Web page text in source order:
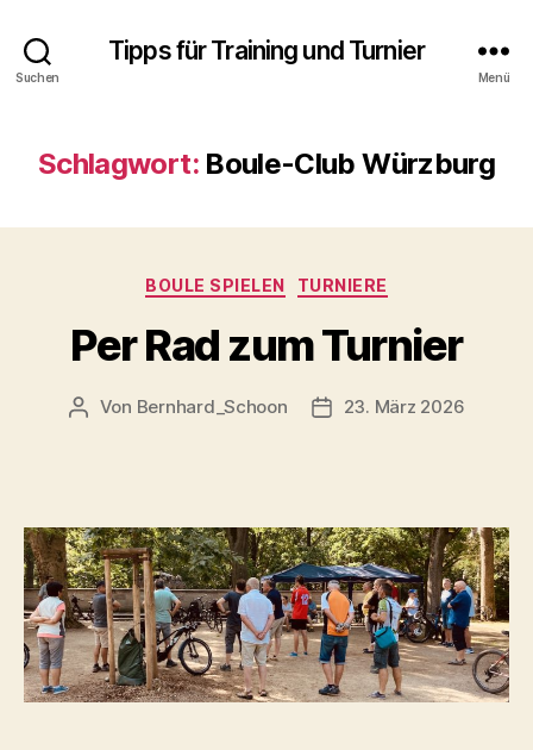
Suchen
Tipps für Training und Turnier
Menü
Schlagwort: Boule-Club Würzburg
Kategorien
BOULE SPIELEN TURNIERE
Per Rad zum Turnier
Beitragsautor
Von Bernhard_Schoon Veröffentlichungsdatum
23. März 2026